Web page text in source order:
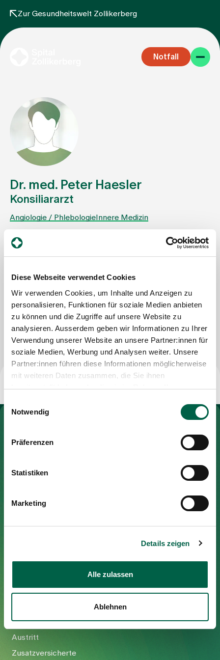
Diese Webseite verwendet Cookies
Wir verwenden Cookies, um Inhalte und Anzeigen zu
personalisieren, Funktionen für soziale Medien anbieten
zu können und die Zugriffe auf unsere Website zu
analysieren. Ausserdem geben wir Informationen zu Ihrer
Verwendung unserer Website an unsere Partner:innen für
soziale Medien, Werbung und Analysen weiter. Unsere
Partner:innen führen diese Informationen möglicherweise
mit weiteren Daten zusammen, die Sie ihnen
bereitgestellt haben oder die sie im Rahmen Ihrer
Notwendig
Präferenzen
Statistiken
Marketing
Details zeigen
Alle zulassen
Ablehnen
Zur Gesundheitswelt Zollikerberg
Notfall
Fachbereiche
Aufenthalt
Team
Zuweisende
Events
Über uns
Aktuelles
Jobs & Karriere
Kontakt
Medien
Dr. med. Peter Haesler
Konsiliararzt
Angiologie / Phlebologie Innere Medizin
Praxis Dr. med. Peter Haesler
Klosbachstrasse 112
Mail
peter.haesler@hin.ch
Nachricht schreiben
Zur Gesundheitswelt Zollikerberg
Eintritt
Austritt
Zusatzversicherte